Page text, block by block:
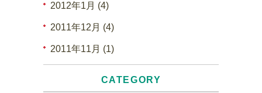
2012年1月 (4)
2011年12月 (4)
2011年11月 (1)
CATEGORY